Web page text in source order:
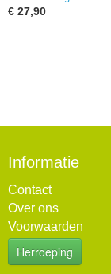
€ 27,90
Informatie
Contact
Over ons
Voorwaarden
Herroeping